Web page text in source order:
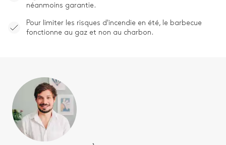
Lit double inséparable
180x200
Smart TV
Attenante
Vasque double
Douche
néanmoins garantie.
Pour limiter les risques d'incendie en été, le barbecue
fonctionne au gaz et non au charbon.